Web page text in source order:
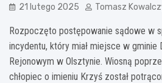
21 lutego 2025 Tomasz
Rozpoczęto postępowanie sądowe w
incydentu, który miał miejsce w gminie
Rejonowym w Olsztynie. Wiosną
chłopiec o imieniu Krzyś został